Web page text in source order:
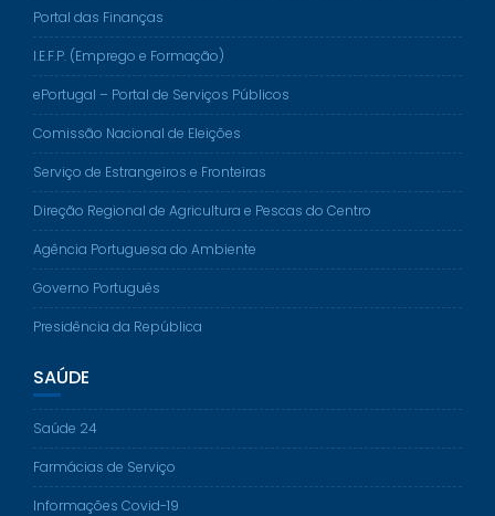
Portal das Finanças
I.E.F.P. (Emprego e Formação)
ePortugal – Portal de Serviços Públicos
Comissão Nacional de Eleições
Serviço de Estrangeiros e Fronteiras
Direção Regional de Agricultura e Pescas do Centro
Agência Portuguesa do Ambiente
Governo Português
Presidência da República
SAÚDE
Saúde 24
Farmácias de Serviço
Informações Covid-19